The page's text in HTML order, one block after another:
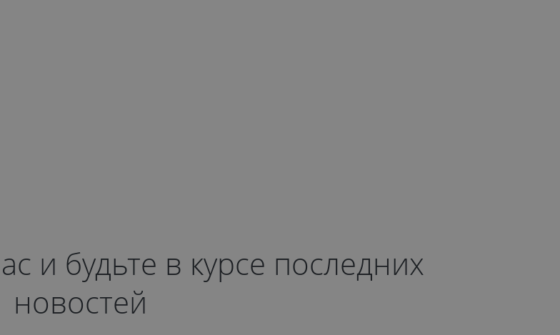
и будьте в курсе последних
новостей